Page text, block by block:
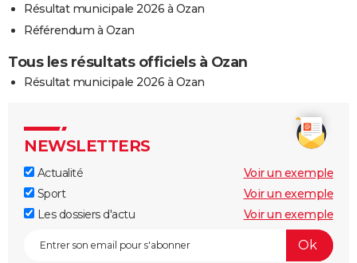
Résultat municipale 2026 à Ozan
Référendum à Ozan
Tous les résultats officiels à Ozan
Résultat municipale 2026 à Ozan
NEWSLETTERS
Actualité
Voir un exemple
Sport
Voir un exemple
Les dossiers d'actu
Voir un exemple